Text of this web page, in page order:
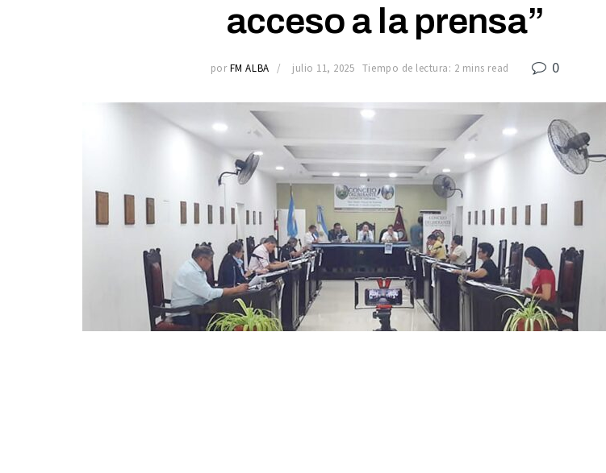
acceso a la prensa”
por FM ALBA julio 11, 2025 Tiempo de lectura: 2 mins read 0